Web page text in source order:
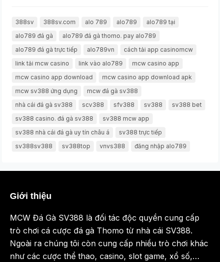
388sv 388sv.com alo 789 alo789
alo789 tại
alo789 đá gà
alo789 đá gà thomo. pay alo789
alo789 đá gà trực tiếp
alo789vn
cách tải app casinomcw
link tải mcw casino
link vào alo789
mcw casino app
mcw casino app download
mcw casino app download apk
mcw sv388 ứng dụng
mcw đá gà sv388
nhà cái đá gà sv388
scv388 sfv388 sv388
sv388 bet
sv388 casino. đá gà sv388
sv388 mcw app
sv388 nhà cái đá gà uy tín châu á
sv388 trực tiếp
sv388sv388
sv388top vnvs388 đăng nhập alo789
Giới thiệu
MCW Đá Gà SV388 là đối tác độc quyền cung cấp
trò chơi cá cược đá gà Thomo từ nhà cái SV388.
Ngoài ra chúng tôi còn cung cấp nhiều trò chơi khác
như các cược thể thao, casino, slot game, xổ số,…